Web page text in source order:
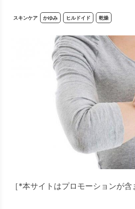
スキンケア かゆみ ヒルドイド 乾燥
［*本サイトはプロモーションが含